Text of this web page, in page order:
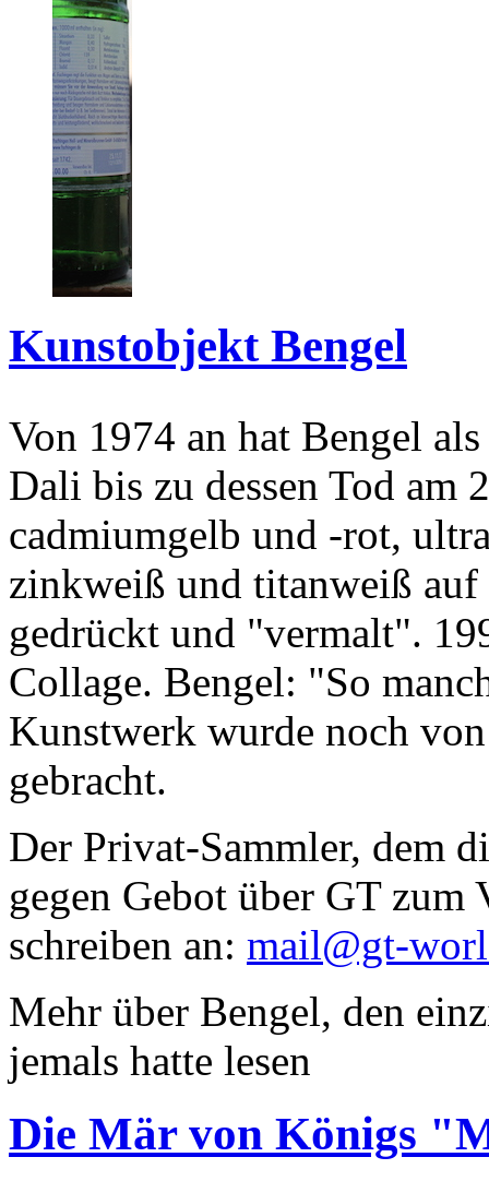
Kunstobjekt Bengel
Von 1974 an hat Bengel
Dali bis zu dessen Tod am
cadmiumgelb und -rot,
zinkweiß und titanweiß
gedrückt und "vermalt".
Collage. Bengel: "So
Kunstwerk wurde noch
gebracht.
Der Privat-Sammler, dem
gegen Gebot über GT zum
schreiben an: mail@gt-
Mehr über Bengel, den
jemals hatte lesen
Die Mär von Königs